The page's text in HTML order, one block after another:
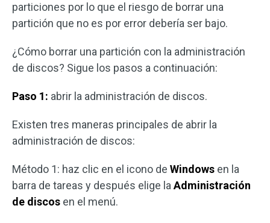
particiones por lo que el riesgo de borrar una
partición que no es por error debería ser bajo.
¿Cómo borrar una partición con la administración
de discos? Sigue los pasos a continuación:
Paso 1: abrir la administración de discos.
Existen tres maneras principales de abrir la
administración de discos:
Método 1: haz clic en el icono de Windows en la
barra de tareas y después elige laAdministración
de discos en el menú.